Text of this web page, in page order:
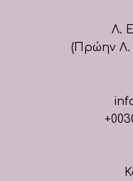
Λ.
(Πρώην Λ.